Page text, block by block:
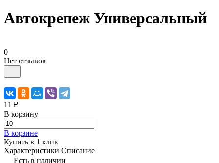
Автокрепеж Универсальный
0
Нет отзывов
11 ₽
В корзину
В корзине
Купить в 1 клик
Характеристики Описание
Есть в наличии